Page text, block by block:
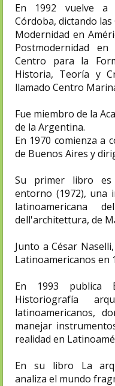
En 1992 vuelve a
Córdoba, dictando
Modernidad en
Postmodernidad
Centro para la
Historia, Teoría y
llamado Centro
Fue miembro de la
de la Argentina.
En 1970 comienza a
de Buenos Aires y
Su primer libro es
entorno (1972), una
latinoamericana
dell'architettura, de
Junto a César
Latinoamericanos en
En 1993
Historiografía
latinoamericanos,
manejar
realidad en
En su libro La
analiza el mundo